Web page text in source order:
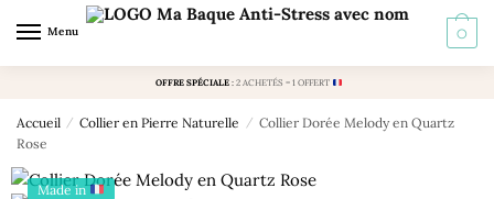
navigation
content
Menu 0
OFFRE SPÉCIALE:2 ACHETÉS = 1 OFFERT
Accueil / Collier en Pierre Naturelle / Collier Dorée Melody en Quartz
Rose
Made in